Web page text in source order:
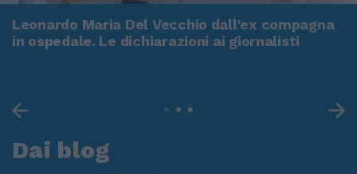
Leonardo Maria Del Vecchio dall'ex compagna
in ospedale. Le dichiarazioni ai giornalisti
Dai blog